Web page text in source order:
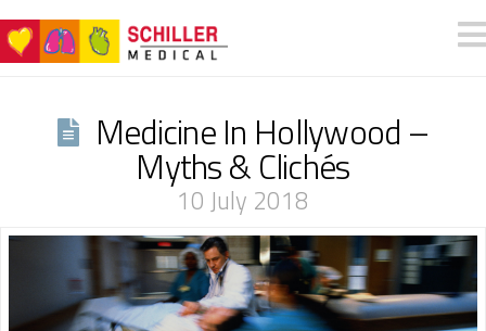
Medicine In Hollywood –
Myths & Clichés
10 July 2018